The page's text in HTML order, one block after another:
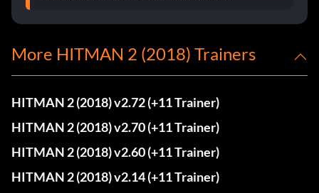
More HITMAN 2 (2018) Trainers
HITMAN 2 (2018) v2.72 (+11 Trainer)
HITMAN 2 (2018) v2.70 (+11 Trainer)
HITMAN 2 (2018) v2.60 (+11 Trainer)
HITMAN 2 (2018) v2.14 (+11 Trainer)